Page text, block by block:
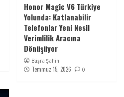
Honor Magic V6 Türkiye
Yolunda: Katlanabilir
Telefonlar Yeni Nesil
Verimlilik Aracına
Dönüşüyor
Büşra Şahin
Temmuz 15, 2026 0